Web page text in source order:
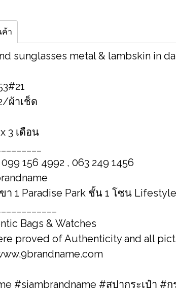
ค้า
sunglasses metal & lambskin in
ผ้าเช็ด
3 เดือน
156 4992 , 063 249 1456
า 1 Paradise Park ชั้น 1 โซน
Bags & Watches
proved of Authenticity and all
#siambrandname #สปากระเป๋า